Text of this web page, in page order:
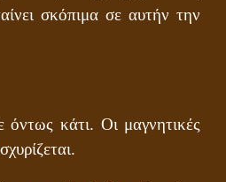
σκόπιμα σε αυτήν την
κάτι. Οι μαγνητικές